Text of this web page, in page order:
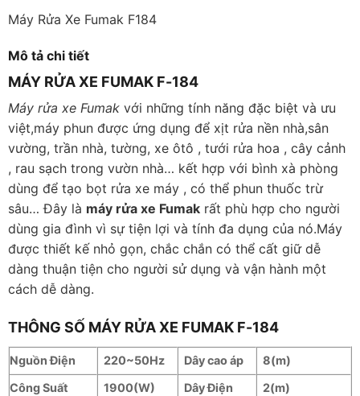
Máy Rửa Xe Fumak F184
Mô tả chi tiết
MÁY RỬA XE FUMAK F-184
Máy rửa xe Fumak với những tính năng đặc biệt và ưu
việt,máy phun được ứng dụng để xịt rửa nền nhà,sân
vường, trần nhà, tường, xe ôtô , tưới rửa hoa , cây cảnh
, rau sạch trong vườn nhà… kết hợp với bình xà phòng
dùng để tạo bọt rửa xe máy , có thể phun thuốc trừ
sâu… Đây là máy rửa xe Fumak rất phù hợp cho người
dùng gia đình vì sự tiện lợi và tính đa dụng của nó.Máy
được thiết kế nhỏ gọn, chắc chắn có thể cất giữ dễ
dàng thuận tiện cho người sử dụng và vận hành một
cách dễ dàng.
THÔNG SỐ MÁY RỬA XE FUMAK F-184
Nguồn Điện 220~50Hz Dây cao áp
8(m)
Công Suất
1900(W) Dây Điện
2(m)